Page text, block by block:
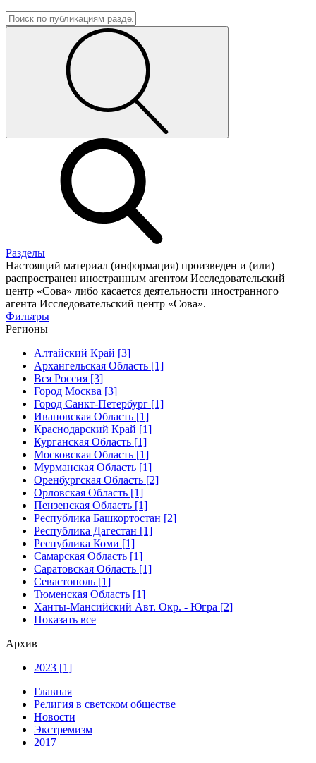
Разделы
Настоящий материал (информация) произведен и (или)
распространен иностранным агентом Исследовательский
центр «Сова» либо касается деятельности иностранного
агента Исследовательский центр «Сова».
Фильтры
Регионы
Алтайский Край [3]
Архангельская Область [1]
Вся Россия [3]
Город Москва [3]
Город Санкт-Петербург [1]
Ивановская Область [1]
Краснодарский Край [1]
Курганская Область [1]
Московская Область [1]
Мурманская Область [1]
Оренбургская Область [2]
Орловская Область [1]
Пензенская Область [1]
Республика Башкортостан [2]
Республика Дагестан [1]
Республика Коми [1]
Самарская Область [1]
Саратовская Область [1]
Севастополь [1]
Тюменская Область [1]
Ханты-Мансийский Авт. Окр. - Югра [2]
Показать все
Архив
2023 [1]
Главная
Религия в светском обществе
Новости
Экстремизм
2017